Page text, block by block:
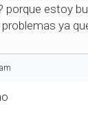
porque estoy
ya